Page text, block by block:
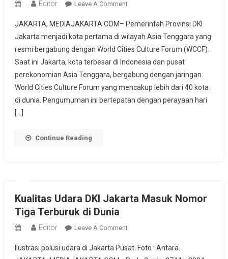
Editor Leave A CommentOn
Kini
Jadi
Anggota
World
Cities
Culture
Forum
JAKARTA, MEDIAJAKARTA.COM– Pemerintah Provinsi DKI
Jakarta menjadi kota pertama di wilayah Asia Tenggara yang
resmi bergabung dengan World Cities Culture Forum (WCCF).
Saat ini Jakarta, kota terbesar di Indonesia dan pusat
perekonomian Asia Tenggara, bergabung dengan jaringan
World Cities Culture Forum yang mencakup lebih dari 40 kota
di dunia. Pengumuman ini bertepatan dengan perayaan hari
[…]
Continue Reading
Kualitas Udara DKI Jakarta Masuk Nomor
Tiga Terburuk di Dunia
Editor Leave A CommentOn
Udara
Ilustrasi polusi udara di Jakarta Pusat. Foto : Antara.